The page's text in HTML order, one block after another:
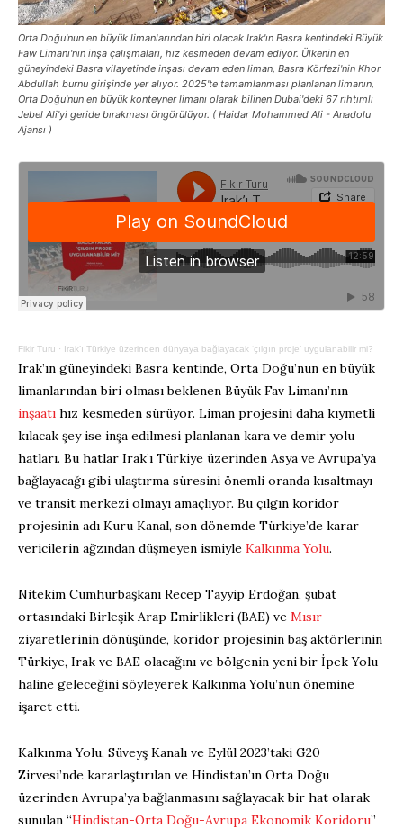
Orta Doğu'nun en büyük limanlarından biri olacak Irak'ın Basra kentindeki Büyük
Faw Limanı'nın inşa çalışmaları, hız kesmeden devam ediyor. Ülkenin en
güneyindeki Basra vilayetinde inşası devam eden liman, Basra Körfezi'nin Khor
Abdullah burnu girişinde yer alıyor. 2025'te tamamlanması planlanan limanın,
Orta Doğu'nun en büyük konteyner limanı olarak bilinen Dubai'deki 67 rıhtımlı
Jebel Ali'yi geride bırakması öngörülüyor. ( Haidar Mohammed Ali - Anadolu
Ajansı )
Fikir Turu · Irak’ı Türkiye üzerinden dünyaya bağlayacak ‘çılgın proje’ uygulanabilir mi?
Irak’ın güneyindeki Basra kentinde, Orta Doğu’nun en büyük
limanlarından biri olması beklenen Büyük Fav Limanı’nın
inşaatı hız kesmeden sürüyor. Liman projesini daha kıymetli
kılacak şey ise inşa edilmesi planlanan kara ve demir yolu
hatları. Bu hatlar Irak’ı Türkiye üzerinden Asya ve Avrupa’ya
bağlayacağı gibi ulaştırma süresini önemli oranda kısaltmayı
ve transit merkezi olmayı amaçlıyor. Bu çılgın koridor
projesinin adı Kuru Kanal, son dönemde Türkiye’de karar
vericilerin ağzından düşmeyen ismiyle Kalkınma Yolu.
Nitekim Cumhurbaşkanı Recep Tayyip Erdoğan, şubat
ortasındaki Birleşik Arap Emirlikleri (BAE) ve Mısır
ziyaretlerinin dönüşünde, koridor projesinin baş aktörlerinin
Türkiye, Irak ve BAE olacağını ve bölgenin yeni bir İpek Yolu
haline geleceğini söyleyerek Kalkınma Yolu’nun önemine
işaret etti.
Kalkınma Yolu, Süveyş Kanalı ve Eylül 2023’taki G20
Zirvesi’nde kararlaştırılan ve Hindistan’ın Orta Doğu
üzerinden Avrupa’ya bağlanmasını sağlayacak bir hat olarak
sunulan “Hindistan-Orta Doğu-Avrupa Ekonomik Koridoru”